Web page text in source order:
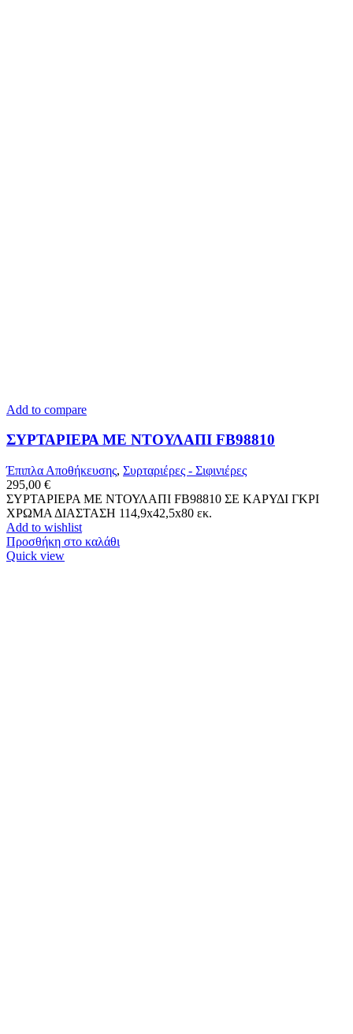
Add to compare
ΣΥΡΤΑΡΙΕΡΑ ΜΕ ΝΤΟΥΛΑΠΙ FB98810
Έπιπλα Αποθήκευσης, Συρταριέρες - Σιφινιέρες
295,00 €
ΣΥΡΤΑΡΙΕΡΑ ΜΕ ΝΤΟΥΛΑΠΙ FB98810 ΣΕ ΚΑΡΥΔΙ ΓKΡΙ
ΧΡΩΜΑ ΔΙΑΣΤΑΣΗ 114,9x42,5x80 εκ.
Add to wishlist
Προσθήκη στο καλάθι
Quick view